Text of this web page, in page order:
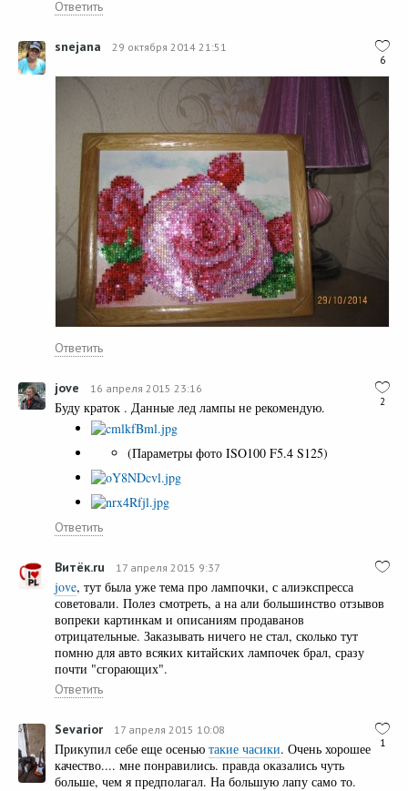
Ответить
6
snejana 29 октября 2014 21:51
Ответить
2
jove 16 апреля 2015 23:16
Буду краток . Данные лед лампы не рекомендую.
(Параметры фото ISO100 F5.4 S125)
Ответить
Витёк.ru 17 апреля 2015 9:37
jove, тут была уже тема про лампочки, с алиэкспресса
советовали. Полез смотреть, а на али большинство отзывов
вопреки картинкам и описаниям продаванов
отрицательные. Заказывать ничего не стал, сколько тут
помню для авто всяких китайских лампочек брал, сразу
почти "сгорающих".
Ответить
1
Sevarior 17 апреля 2015 10:08
Прикупил себе еще осенью такие часики. Очень хорошее
качество.... мне понравились. правда оказались чуть
больше, чем я предполагал. На большую лапу само то.